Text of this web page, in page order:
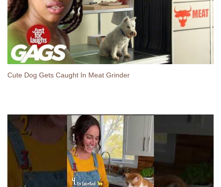
Cute Dog Gets Caught In Meat Grinder